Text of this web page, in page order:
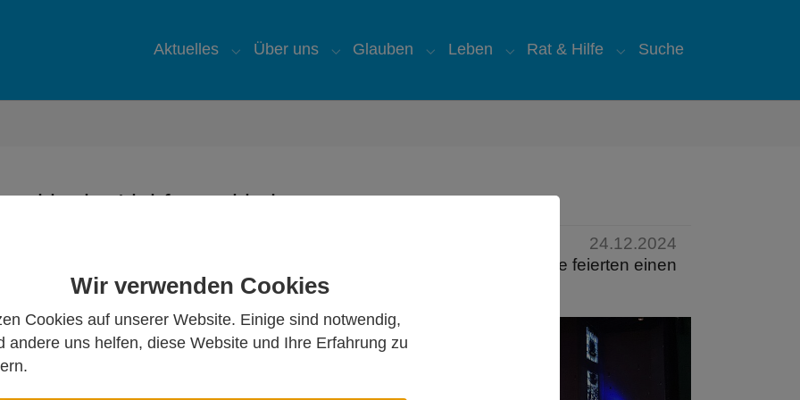
Wir verwenden Cookies
Cookies auf unserer Website. Einige sind notwendig,
andere uns helfen, diese Website und Ihre Erfahrung zu
Aktuelles
Submenu for "Aktuelles"
Über uns
Submenu for "Über uns"
Glauben
Submenu for "Glauben"
Leben
Submenu for "Leben"
Rat & Hilfe
Submenu for "Rat &
Suche
in der Liebfrauenkirche
24.12.2024
Stationen allerlei zu entdecken. Kinder und Erwachsene feierten einen